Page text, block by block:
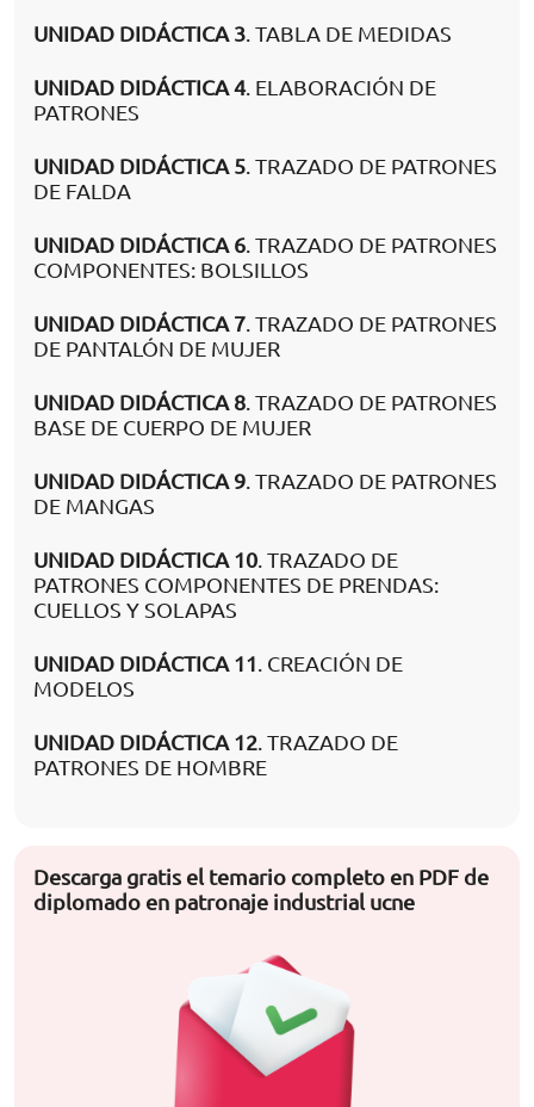
UNIDAD DIDÁCTICA 3. TABLA DE MEDIDAS
UNIDAD DIDÁCTICA 4. ELABORACIÓN DE
PATRONES
UNIDAD DIDÁCTICA 5. TRAZADO DE PATRONES
DE FALDA
UNIDAD DIDÁCTICA 6. TRAZADO DE PATRONES
COMPONENTES: BOLSILLOS
UNIDAD DIDÁCTICA 7. TRAZADO DE PATRONES
DE PANTALÓN DE MUJER
UNIDAD DIDÁCTICA 8. TRAZADO DE PATRONES
BASE DE CUERPO DE MUJER
UNIDAD DIDÁCTICA 9. TRAZADO DE PATRONES
DE MANGAS
UNIDAD DIDÁCTICA 10. TRAZADO DE
PATRONES COMPONENTES DE PRENDAS:
CUELLOS Y SOLAPAS
UNIDAD DIDÁCTICA 11. CREACIÓN DE
MODELOS
UNIDAD DIDÁCTICA 12. TRAZADO DE
PATRONES DE HOMBRE
Descarga gratis el temario completo en PDF de
diplomado en patronaje industrial ucne